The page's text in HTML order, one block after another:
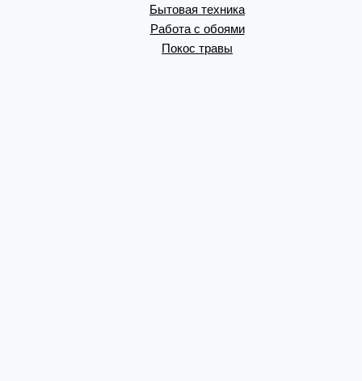
Бытовая техника
Работа с обоями
Покос травы